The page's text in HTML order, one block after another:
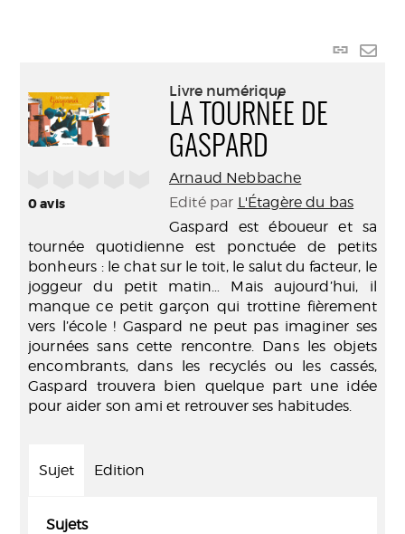
Lien
0avis
Livre numérique
LA TOURNÉE DE
GASPARD
Arnaud Nebbache
Edité par L'Étagère du bas
Gaspard est éboueur et sa
tournée quotidienne est ponctuée de petits
bonheurs : le chat sur le toit, le salut du facteur, le
joggeur du petit matin… Mais aujourd’hui, il
manque ce petit garçon qui trottine fièrement
vers l’école ! Gaspard ne peut pas imaginer ses
journées sans cette rencontre. Dans les objets
encombrants, dans les recyclés ou les cassés,
Gaspard trouvera bien quelque part une idée
pour aider son ami et retrouver ses habitudes.
Sujet Edition
Sujets